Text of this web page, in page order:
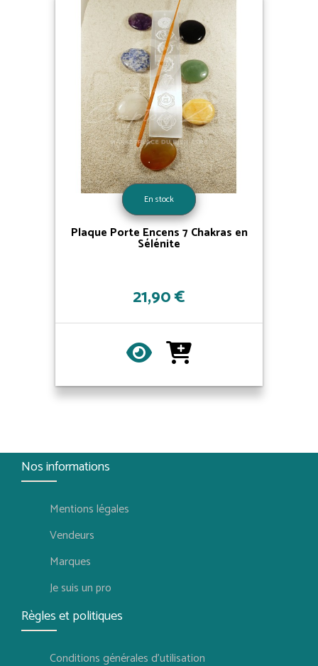
En stock
Plaque Porte Encens 7 Chakras en
Sélénite
21,90 €
Nos informations
Mentions légales
Vendeurs
Marques
Je suis un pro
Règles et politiques
Conditions générales d'utilisation